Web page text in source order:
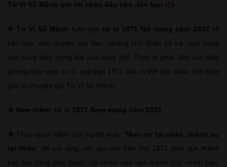
Tử Vi Số Mệnh gửi lời chào đầu tiên đến bạn
Tử Vi Số Mệnh luận giải tử vi 1971 Nữ mạng năm 2032 về
vận hạn, tình duyên, gia đạo, những khó khăn và trở ngại trong
các công việc trọng đại của cuộc đời. Thay vì phải đến các thầy
phong thủy xem tử vi, quý bạn 1971 Nữ có thể đọc phân tích luận
giải từ chuyên gia Tử Vi Số Mệnh.
Xem thêm: tử vi 1971 Nam mạng năm 2032
Theo quan niệm của người xưa: “Mưu sự tại nhân, thành sự
tại thiên ” để nói rằng việc gia chủ Tân Hợi 1971 định làm thành
hay bại cũng phụ thuộc rất nhiều vào vận mệnh của chính bạn.